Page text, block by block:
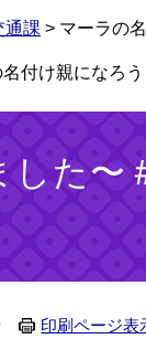
通課 > マーラの
付け親になろ
た〜
印刷ページ表